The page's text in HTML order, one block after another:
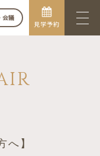
会議
見学予約
へ】